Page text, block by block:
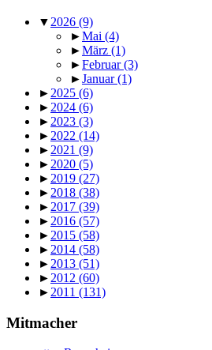
▼ 2026 (9)
►Mai (4)
►März (1)
►Februar(3)
►Januar(1)
► 2025 (6)
► 2024 (6)
► 2023 (3)
► 2022 (14)
► 2021 (9)
► 2020 (5)
► 2019 (27)
► 2018 (38)
► 2017 (39)
► 2016 (57)
► 2015 (58)
► 2014 (58)
► 2013 (51)
► 2012 (60)
► 2011 (131)
Mitmacher